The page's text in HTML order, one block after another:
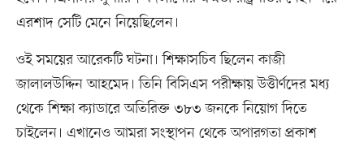
এরশাদ সেটি মেনে নিয়েছিলেন।
ওই সময়ের আরেকটি ঘটনা। শিক্ষাসচিব ছিলেন কাজী
জালালউদ্দিন আহমেদ। তিনি বিসিএস পরীক্ষায় উত্তীর্ণদের মধ্য
থেকে শিক্ষা ক্যাডারে অতিরিক্ত ৩৮৩ জনকে নিয়োগ দিতে
চাইলেন। এখানেও আমরা সংস্থাপন থেকে অপারগতা প্রকাশ